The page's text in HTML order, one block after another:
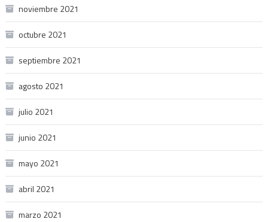
noviembre 2021
octubre 2021
septiembre 2021
agosto 2021
julio 2021
junio 2021
mayo 2021
abril 2021
marzo 2021